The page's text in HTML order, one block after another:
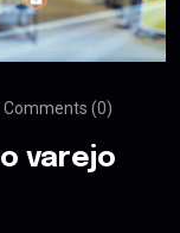
Comments (0)
varejo